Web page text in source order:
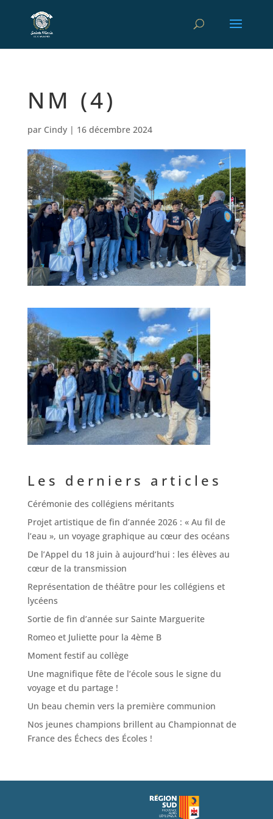
NM (4)
par Cindy| 16 décembre 2024
Les derniers articles
Cérémonie des collégiens méritants
Projet artistique de fin d’année 2026 : « Au fil de
l’eau », un voyage graphique au cœur des océans
De l’Appel du 18 juin à aujourd’hui : les élèves au
cœur de la transmission
Représentation de théâtre pour les collégiens et
lycéens
Sortie de fin d’année sur Sainte Marguerite
Romeo et Juliette pour la 4ème B
Moment festif au collège
Une magnifique fête de l’école sous le signe du
voyage et du partage !
Un beau chemin vers la première communion
Nos jeunes champions brillent au Championnat de
France des Échecs des Écoles !